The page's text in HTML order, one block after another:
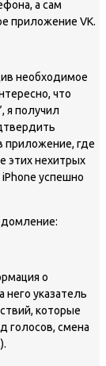
а сам
приложение VK.
необходимое
что
я получил
приложение, где
этих нехитрых
успешно
о
него указатель
которые
голосов, смена